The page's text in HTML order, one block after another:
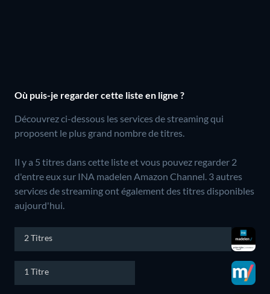
Où puis-je regarder cette liste en ligne ?
Découvrez ci-dessous les services de streaming qui
proposent le plus grand nombre de titres.
Il y a 5 titres dans cette liste et vous pouvez regarder 2
d'entre eux sur INA madelen Amazon Channel. 3 autres
services de streaming ont également des titres disponibles
aujourd'hui.
2 Titres
1 Titre